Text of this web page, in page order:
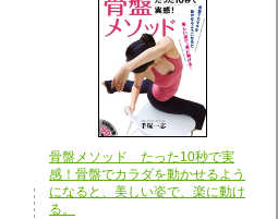
骨盤メソッド たった10秒で実
感！骨盤でカラダを動かせるよう
になると、美しい姿で、楽に動け
る。